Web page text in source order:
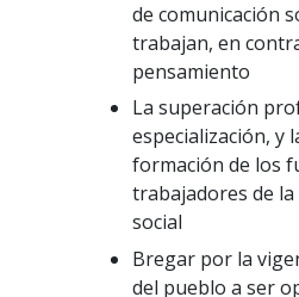
de comunicación
trabajan, en
pensamiento
La superación
especialización, y
formación de los
trabajadores de
social
Bregar por la
del pueblo a ser